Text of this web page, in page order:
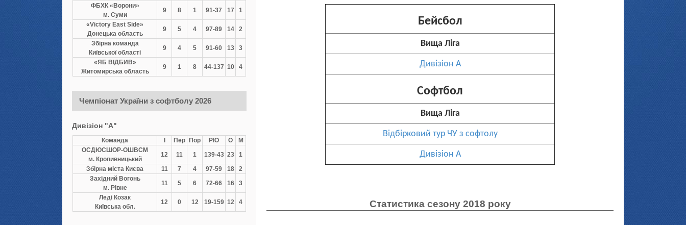
ФБХК «Ворони»
м. Суми
9 8 1 91-37 17
1
«Victory East Side»
Донецька область
9 5 4 97-89 14
2
Збірна команда
Київської області
9 4 5 91-60 13
3
«ЯБ ВІДБИВ»
Житомирська область
9 1 8 44-137 10 4
Чемпіонат України з софтболу 2026
Дивізіон "А"
Команда Пер Пор РІО О
М
ОСДЮCШОР-ОШВСМ
м. Кропивницький
12 11 1 139-43 23
1
Збірна міста Києва
11 7 4 97-59 18
2
Західний Вогонь
м. Рівне
11 5 6 72-66 16
3
Леді Козак
Київська обл.
12 0 12 19-159 12 4
Бейсбол
Вища Ліга
Дивізіон А
Софтбол
Вища Ліга
Відбірковий тур ЧУ з софтолу
Дивізіон А
Статистика сезону 2018 року